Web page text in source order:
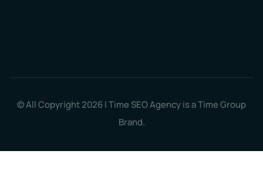
© All Copyright 2026 | Time SEO Agency is a Time Group
Brand.